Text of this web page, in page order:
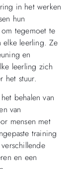
in het werken
hun
tegemoet te
elke leerling. Ze
en
leerling zich
het stuur.
behalen van
van
mensen met
training
en een